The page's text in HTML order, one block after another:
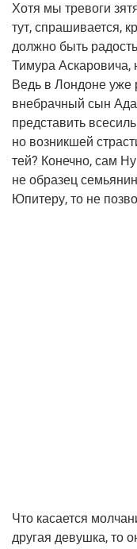
Хотя мы тре­во­ги
тут, спра­ши­ва­ет­ся,
долж­но быть
Тиму­ра
Ведь в Лон­доне уже
вне­брач­ный сын
пред­ста­вить
но воз­ник­шей
тей? Конеч­но, сам
не обра­зец
Юпи­те­ру, то не
Что каса­ет­ся
дру­гая девуш­ка, то